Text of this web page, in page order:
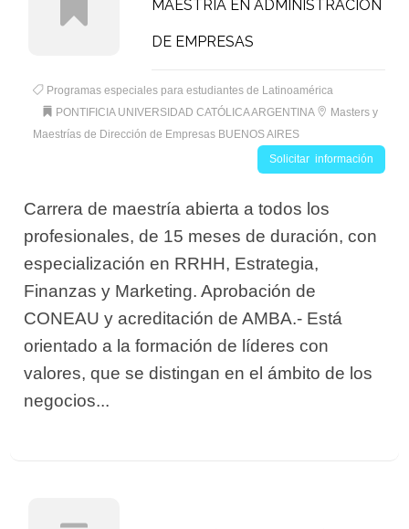
MAESTRÍA EN ADMINISTRACIÓN
DE EMPRESAS
Programas especiales para estudiantes de Latinoamérica
PONTIFICIA UNIVERSIDAD CATÓLICA ARGENTINA
Masters y
Maestrías de Dirección de Empresas BUENOS AIRES
Solicitar información
Carrera de maestría abierta a todos los
profesionales, de 15 meses de duración, con
especialización en RRHH, Estrategia,
Finanzas y Marketing. Aprobación de
CONEAU y acreditación de AMBA.- Está
orientado a la formación de líderes con
valores, que se distingan en el ámbito de los
negocios...